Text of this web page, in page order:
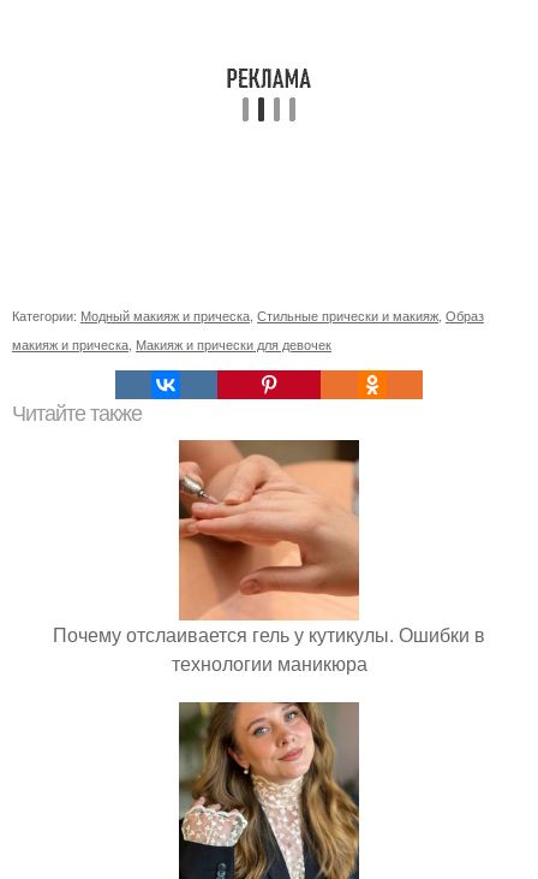
Категории: Модный макияж и прическа Стильные прически и макияж Образ
макияж и прическа Макияж и прически для девочек
Читайте также
Почему отслаивается гель у кутикулы. Ошибки в
технологии маникюра